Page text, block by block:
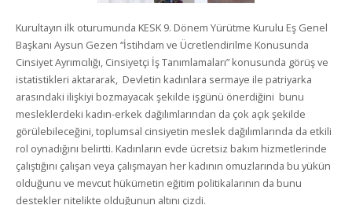
Kurultayın ilk oturumunda KESK 9. Dönem Yürütme Kurulu Eş Genel
Başkanı Aysun Gezen “İstihdam ve Ücretlendirilme Konusunda
Cinsiyet Ayrımcılığı, Cinsiyetçi İş Tanımlamaları” konusunda görüş ve
istatistikleri aktararak, Devletin kadınlara sermaye ile patriyarka
arasındaki ilişkiyi bozmayacak şekilde işgünü önerdiğini bunu
mesleklerdeki kadın-erkek dağılımlarından da çok açık şekilde
görülebileceğini, toplumsal cinsiyetin meslek dağılımlarında da etkili
rol oynadığını belirtti. Kadınların evde ücretsiz bakım hizmetlerinde
çalıştığını çalışan veya çalışmayan her kadının omuzlarında bu yükün
olduğunu ve mevcut hükümetin eğitim politikalarının da bunu
destekler nitelikte olduğunun altını çizdi.